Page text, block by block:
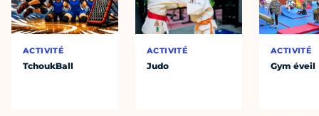
ACTIVITÉ
TchoukBall
ACTIVITÉ
Judo
ACTIVITÉ
Gym éveil